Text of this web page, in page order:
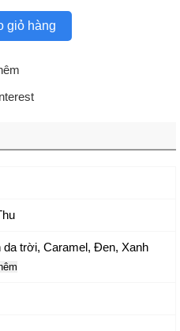
giỏ hàng
da trời, Caramel, Đen, Xanh